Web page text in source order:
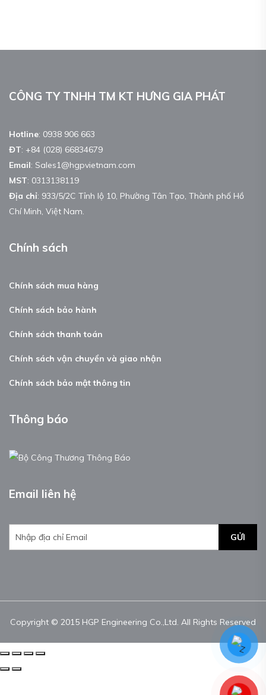
CÔNG TY TNHH TM KT HƯNG GIA PHÁT
Hotline: 0938 906 663
ĐT: +84 (028) 66834679
Email: Sales1@hgpvietnam.com
MST: 0313138119
Địa chỉ: 933/5/2C Tỉnh lộ 10, Phường Tân Tạo, Thành phố Hồ
Chí Minh, Việt Nam.
Chính sách
Chính sách mua hàng
Chính sách bảo hành
Chính sách thanh toán
Chính sách vận chuyển và giao nhận
Chính sách bảo mật thông tin
Thông báo
Email liên hệ
GỬI
Copyright © 2015 HGP Engineering Co.,Ltd. All Rights Reserved